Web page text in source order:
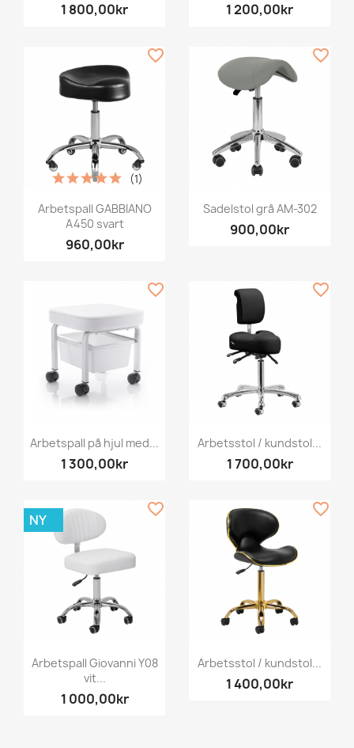
1 800,00kr 1 200,00kr
Arbetspall GABBIANO
A450 svart
960,00kr
(1)
favorite_border
Sadelstol grå AM-302
900,00kr
favorite_border
Arbetspall på hjul med...
1 300,00kr
favorite_border
Arbetsstol / kundstol...
1 700,00kr
favorite_border
Arbetspall Giovanni Y08
vit...
1 000,00kr
NY
favorite_border
Arbetsstol / kundstol...
1 400,00kr
favorite_border